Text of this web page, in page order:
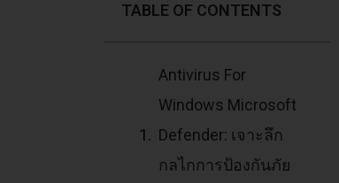
TABLE OF CONTENTS
Antivirus For
Windows Microsoft
Defender: เจาะลึก
กลไกการป้องกันภัย